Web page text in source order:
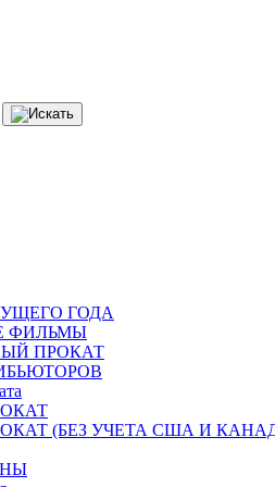
ГОДА
ФИЛЬМЫ
ПРОКАТ
(БЕЗ УЧЕТА США И